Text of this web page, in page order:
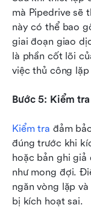
mà Pipedrive sẽ
này có thể bao
giai đoạn giao
là phần cốt lõi
việc thủ công
Bước 5: Kiểm
Kiểm tra đảm
đúng trước khi
hoặc bản ghi giả
như mong đợi.
ngăn vòng lặp
bị kích hoạt sai.